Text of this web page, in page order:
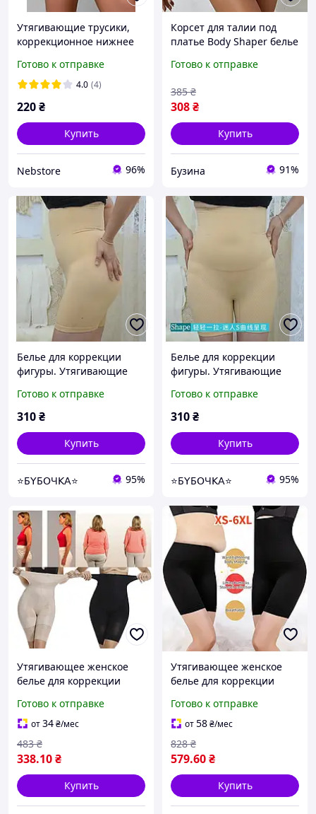
Утягивающие трусики,
коррекционное нижнее
коррекции фигуры,
высокие стринги.
Готово к отправке
4.0 (4)
220₴
Купить
Nebstore 96%
Корсет для талии под
платье Body Shaper белье
размер S buzyna
Готово к отправке
308₴
385 ₴
Купить
Бузина 91%
Белье для коррекции
фигуры. Утягивающие
вставками L телесный
Готово к отправке
310₴
Купить
⭐Б𝖸Б𝖮Ч𝖪𝖠⭐ 95%
Белье для коррекции
фигуры. Утягивающие
вставками ХL телесный
Готово к отправке
310₴
Купить
⭐Б𝖸Б𝖮Ч𝖪𝖠⭐ 95%
Утягивающее женское
белье для коррекции
бандаж размер М цвет
черный
Готово к отправке
от34₴/мес
338.10₴
483 ₴
Купить
Утягивающее женское
белье для коррекции
бандаж с корсетными
вставками М цвет
черный
Готово к отправке
от58₴/мес
579.60₴
828 ₴
Купить